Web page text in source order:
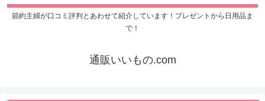
節約主婦が口コミ評判とあわせて紹介しています！プレゼントから日用品ま
で！
通販いいもの.com